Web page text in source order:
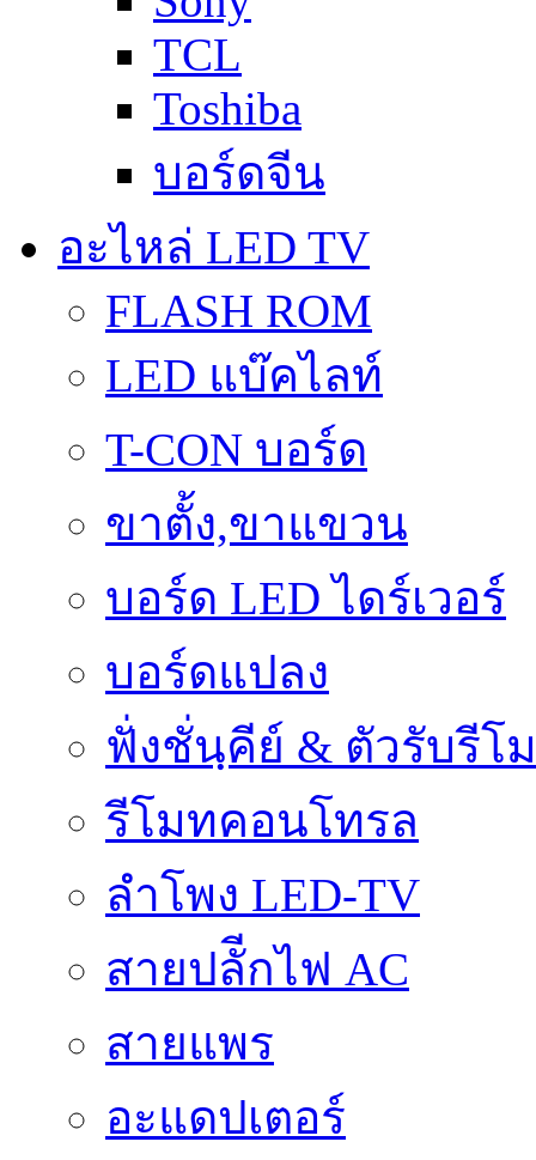
TCL
Toshiba
บอร์ดจีน
อะไหล่ LED TV
FLASH ROM
LED แบ๊คไลท์
T-CON บอร์ด
ขาตั้ง,ขาแขวน
บอร์ด LED ไดร์เวอร์
บอร์ดแปลง
ฟั่งชั่นฺคีย์ & ตัวรับรีโ
รีโมทคอนโทรล
ลำโพง LED-TV
สายปลัีกไฟ AC
สายแพร
อะแดปเตอร์